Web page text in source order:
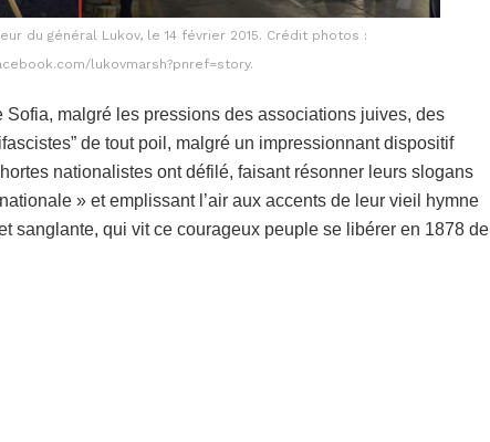
du général Lukov, le 14 février 2015. Crédit photos :
lukovmarsh?pnref=story.
Sofia, malgré les pressions des associations juives, des
de tout poil, malgré un impressionnant dispositif
nationalistes ont défilé, faisant résonner leurs slogans
» et emplissant l’air aux accents de leur vieil hymne
sanglante, qui vit ce courageux peuple se libérer en 1878 de